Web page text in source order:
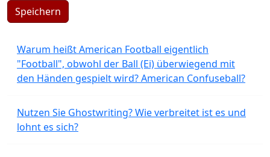
Speichern
Warum heißt American Football eigentlich
"Football", obwohl der Ball (Ei) überwiegend mit
den Händen gespielt wird? American Confuseball?
Nutzen Sie Ghostwriting? Wie verbreitet ist es und
lohnt es sich?